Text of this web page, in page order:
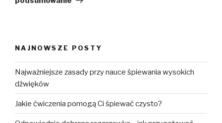
NAJNOWSZE POSTY
Najważniejsze zasady przy nauce śpiewania wysokich
dźwięków
Jakie ćwiczenia pomogą Ci śpiewać czysto?